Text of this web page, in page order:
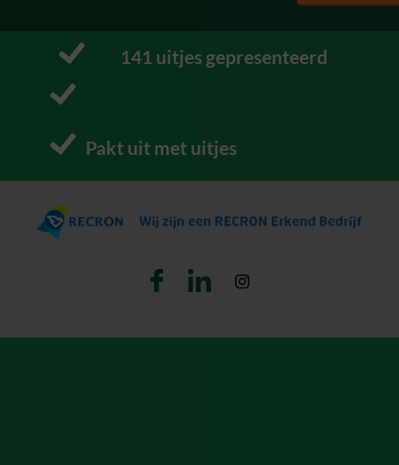
151 uitjes gepresenteerd
Pakt uit met uitjes